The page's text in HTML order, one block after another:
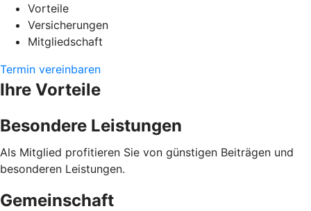
Vorteile
Versicherungen
Mitgliedschaft
Termin vereinbaren
Ihre Vorteile
Besondere Leistungen
Als Mitglied profitieren Sie von günstigen Beiträgen und
besonderen Leistungen.
Gemeinschaft